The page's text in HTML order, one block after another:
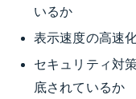
いるか
表示速度の高速
セキュリティ対
底されているか